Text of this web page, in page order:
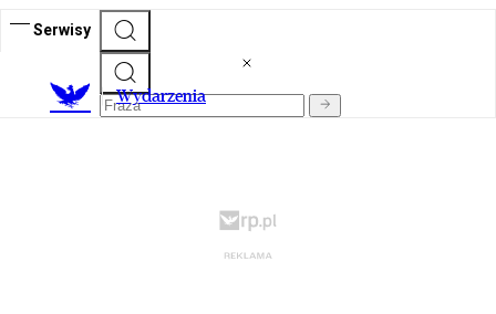
Serwisy
Wydarzenia